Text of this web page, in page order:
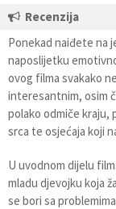
Recenzija
Ponekad naiđete na
naposlijetku
ovog filma svakako
interesantnim, osim
polako odmiče kraju,
srca te osjećaja koji
U uvodnom dijelu
mladu djevojku koja
se bori sa